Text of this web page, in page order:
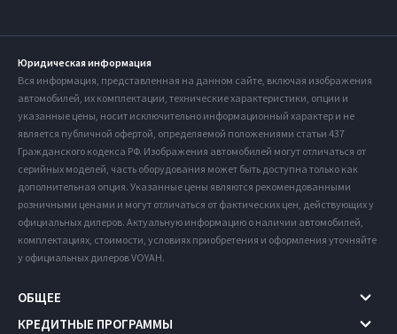
Юридическая информация
Вся информация, представленная на данном сайте, включая изображения
автомобилей, их комплектации, технические характеристики, опции и
указанные цены, носит исключительно информационный характер и не
является публичной офертой, определяемой положениями статьи 437
Гражданского кодекса РФ. Изображения автомобилей могут отличаться от
серийных моделей, часть оборудования может быть доступна только как
дополнительная опция. Указанные цены являются рекомендованными
розничными ценами и могут отличаться от фактических цен, действующих у
официальных дилеров. Актуальную информацию о наличии автомобилей,
комплектациях, стоимости, условиях приобретения и оформления уточняйте
у официальных дилеров VOYAH.
ОБЩЕЕ
КРЕДИТНЫЕ ПРОГРАММЫ